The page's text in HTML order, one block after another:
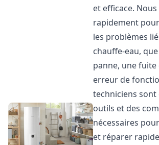
et efficace.
rapidement
les problèmes
chauffe-eau,
panne, une
erreur de
techniciens sont
outils et des
nécessaires
et réparer